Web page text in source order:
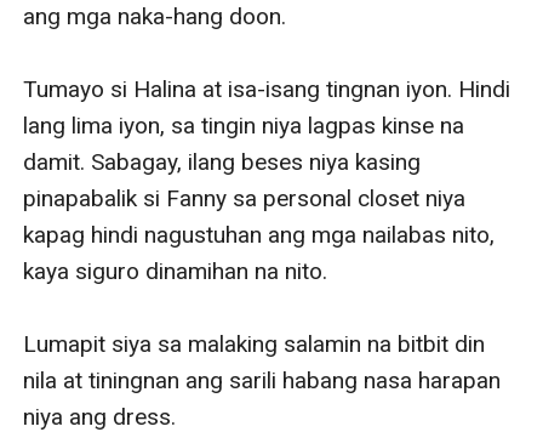
ang mga naka-hang doon.
Tumayo si Halina at isa-isang tingnan iyon. Hindi
lang lima iyon, sa tingin niya lagpas kinse na
damit. Sabagay, ilang beses niya kasing
pinapabalik si Fanny sa personal closet niya
kapag hindi nagustuhan ang mga nailabas nito,
kaya siguro dinamihan na nito.
Lumapit siya sa malaking salamin na bitbit din
nila at tiningnan ang sarili habang nasa harapan
niya ang dress.